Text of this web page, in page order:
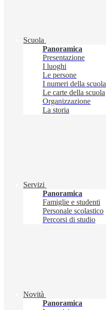
Scuola
Panoramica
Presentazione
I luoghi
Le persone
I numeri della scuola
Le carte della scuola
Organizzazione
La storia
Servizi
Panoramica
Famiglie e studenti
Personale scolastico
Percorsi di studio
Novità
Panoramica